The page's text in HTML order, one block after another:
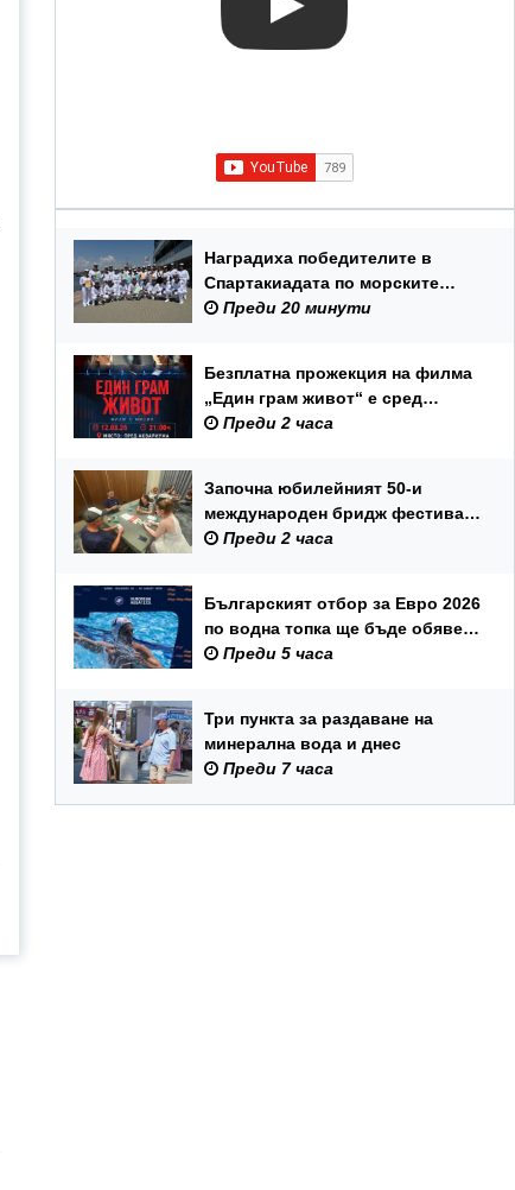
Наградиха победителите в
Спартакиадата по морските
спортове на Военноморските
Преди 20 минути
Безплатна прожекция на филма
„Един грам живот“ е сред
събитията за Международния
Преди 2 часа
Започна юбилейният 50-и
международен бридж фестивал
„Варна“
Преди 2 часа
Българският отбор за Евро 2026
по водна топка ще бъде обявен
на 7 август
Преди 5 часа
Три пункта за раздаване на
минерална вода и днес
Преди 7 часа